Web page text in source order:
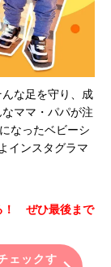
な足を守り、成
ママ・パパが注
なったベビーシ
インスタグラマ
！ ぜひ最後まで
ェックす